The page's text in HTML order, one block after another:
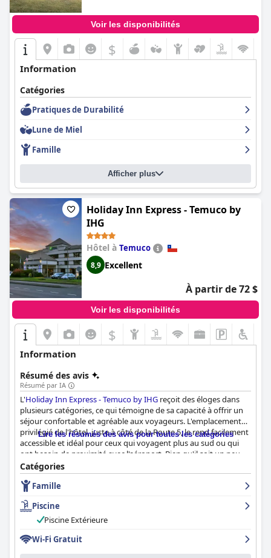
Voir les disponibilités
$
Information
Catégories
Pratiques de Durabilité
Lune de Miel
Famille
Afficher plus
Holiday Inn Express - Temuco by
IHG
Hôtel à Temuco
8,9 Excellent
À partir de 72 $
Voir les disponibilités
$
Information
Résumé des avis
Résumé par IA
L'Holiday Inn Express - Temuco by IHG reçoit des éloges dans
plusieurs catégories, ce qui témoigne de sa capacité à offrir un
séjour confortable et agréable aux voyageurs. L'emplacement
privilégié de l'hôtel, juste à côté de la Route 5, le rend facilement
accessible et idéal pour ceux qui voyagent plus au sud ou qui
ont besoin de proximité avec l'aéroport. Bien qu'il soit un peu
éloigné du centre-ville, le cadre calme et paisible offre une
retraite reposante loin du bruit de la ville. La position
stratégique de l'hôtel offre également une excellente
connectivité aux principales destinations de shopping comme le
Easton Mall outlet, et le parking gratuit ajoute à la commodité.
variété, sa qualité et le service amical fourni par le personnel.
Bien que des améliorations telles qu'un choix plus large de fruits
Lire les résumés des avis pour toutes les catégories
Catégories
Famille
Piscine
Piscine Extérieure
Wi-Fi Gratuit